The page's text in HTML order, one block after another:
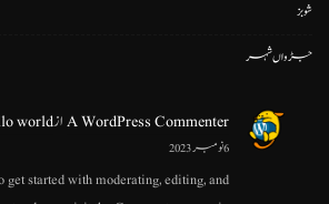
شوبز
جڑواں شہر
A WordPress Commenterازworld!
6 نومبر 2023
started with moderating, editing, and